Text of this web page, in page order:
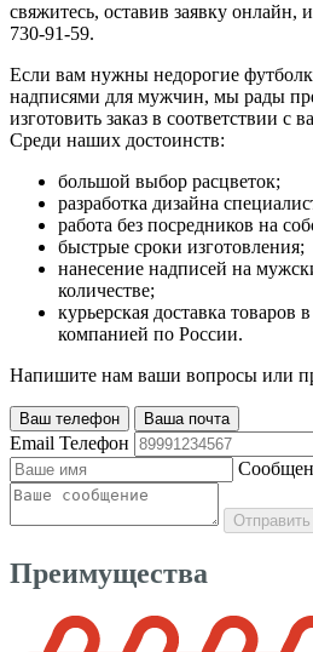
свяжитесь, оставив заявку онлайн,
730-91-59.
Если вам нужны недорогие
надписями для мужчин, мы рады
изготовить заказ в соответствии
Среди наших достоинств:
большой выбор расцветок;
разработка дизайна
работа без посредников на
быстрые сроки изготовления;
нанесение надписей на
количестве;
курьерская доставка товаров
компанией по России.
Напишите нам ваши вопросы или
Ваш телефон Ваша почта
Email Телефон
Отправить
Преимущества